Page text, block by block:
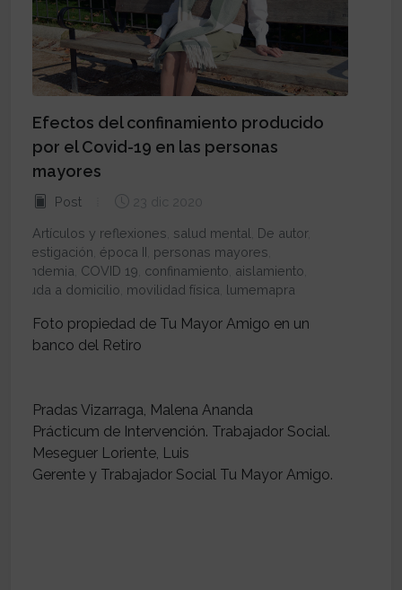
Efectos del confinamiento producido
por el Covid-19 en las personas
mayores
Post 23 dic 2020
Artículos y reflexiones salud mental De autor,
Investigación época II personas mayores
pandemia COVID 19 confinamiento aislamiento
ayuda a domicilio movilidad física lumemapra
Foto propiedad de Tu Mayor Amigo en un
banco del Retiro
Pradas Vizarraga, Malena Ananda
Prácticum de Intervención. Trabajador Social.
Meseguer Loriente, Luis
Gerente y Trabajador Social Tu Mayor Amigo.